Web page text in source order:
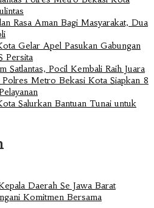
Rasa Aman Bagi Masyarakat, Dua
Gelar Apel Pasukan Gabungan
Persita
Satlantas, Pocil Kembali Raih Juara
Polres Metro Bekasi Kota Siapkan 8
Salurkan Bantuan Tunai untuk
Daerah Se Jawa Barat
Komitmen Bersama